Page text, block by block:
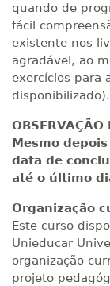
quando de
fácil
existente nos
agradável, ao
exercícios para
disponibilizado).
OBSERVAÇÃO
Mesmo
data de
até o último
Organização
Este curso
Unieducar
organização
projeto